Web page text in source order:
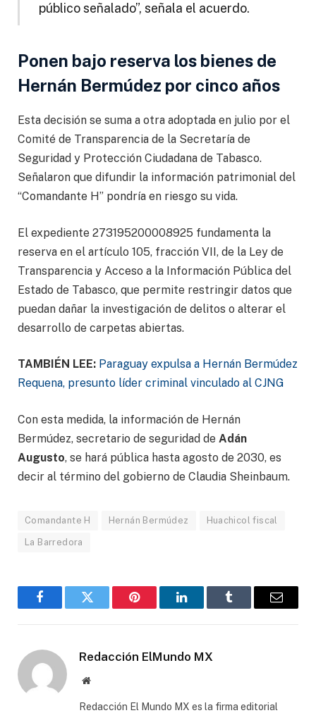
público señalado”, señala el acuerdo.
Ponen bajo reserva los bienes de
Hernán Bermúdez por cinco años
Esta decisión se suma a otra adoptada en julio por el
Comité de Transparencia de la Secretaría de
Seguridad y Protección Ciudadana de Tabasco.
Señalaron que difundir la información patrimonial del
“Comandante H” pondría en riesgo su vida.
El expediente 273195200008925 fundamenta la
reserva en el artículo 105, fracción VII, de la Ley de
Transparencia y Acceso a la Información Pública del
Estado de Tabasco, que permite restringir datos que
puedan dañar la investigación de delitos o alterar el
desarrollo de carpetas abiertas.
TAMBIÉN LEE: Paraguay expulsa a Hernán Bermúdez
Requena, presunto líder criminal vinculado al CJNG
Con esta medida, la información de Hernán
Bermúdez, secretario de seguridad de Adán
Augusto, se hará pública hasta agosto de 2030, es
decir al término del gobierno de Claudia Sheinbaum.
Comandante H Hernán Bermúdez Huachicol fiscal
La Barredora
FacebookGorjeo Pinterest LinkedInTumblr
Correo
Redacción ElMundo MX
Sitio
Redacción El Mundo MX es la firma editorial